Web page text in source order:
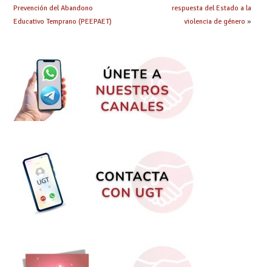
Prevención del Abandono
Educativo Temprano (PEEPAET)
respuesta del Estado a la
violencia de género »